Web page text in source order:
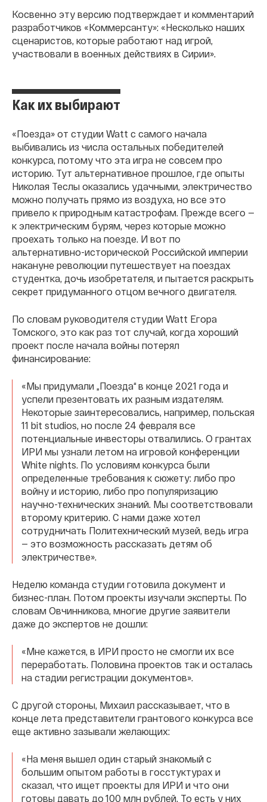
Косвенно эту версию подтверждает и комментарий
разработчиков «Коммерсанту»: «Несколько наших
сценаристов, которые работают над игрой,
участвовали в военных действиях в Сирии».
Как их выбирают
«Поезда» от студии Watt с самого начала
выбивались из числа остальных победителей
конкурса, потому что эта игра не совсем про
историю. Тут альтернативное прошлое, где опыты
Николая Теслы оказались удачными, электричество
можно получать прямо из воздуха, но все это
привело к природным катастрофам. Прежде всего —
к электрическим бурям, через которые можно
проехать только на поезде. И вот по
альтернативно-исторической Российской империи
накануне революции путешествует на поездах
студентка, дочь изобретателя, и пытается раскрыть
секрет придуманного отцом вечного двигателя.
По словам руководителя студии Watt Егора
Томского, это как раз тот случай, когда хороший
проект после начала войны потерял
финансирование:
«Мы придумали „Поезда“ в конце 2021 года и
успели презентовать их разным издателям.
Некоторые заинтересовались, например, польская
11 bit studios, но после 24 февраля все
потенциальные инвесторы отвалились. О грантах
ИРИ мы узнали летом на игровой конференции
White nights. По условиям конкурса были
определенные требования к сюжету: либо про
войну и историю, либо про популяризацию
научно-технических знаний. Мы соответствовали
второму критерию. С нами даже хотел
сотрудничать Политехнический музей, ведь игра
— это возможность рассказать детям об
электричестве».
Неделю команда студии готовила документ и
бизнес-план. Потом проекты изучали эксперты. По
словам Овчинникова, многие другие заявители
даже до экспертов не дошли:
«Мне кажется, в ИРИ просто не смогли их все
переработать. Половина проектов так и осталась
на стадии регистрации документов».
С другой стороны, Михаил рассказывает, что в
конце лета представители грантового конкурса все
еще активно зазывали желающих:
«На меня вышел один старый знакомый с
большим опытом работы в госстуктурах и
сказал, что ищет проекты для ИРИ и что они
готовы давать до 100 млн рублей. То есть у них